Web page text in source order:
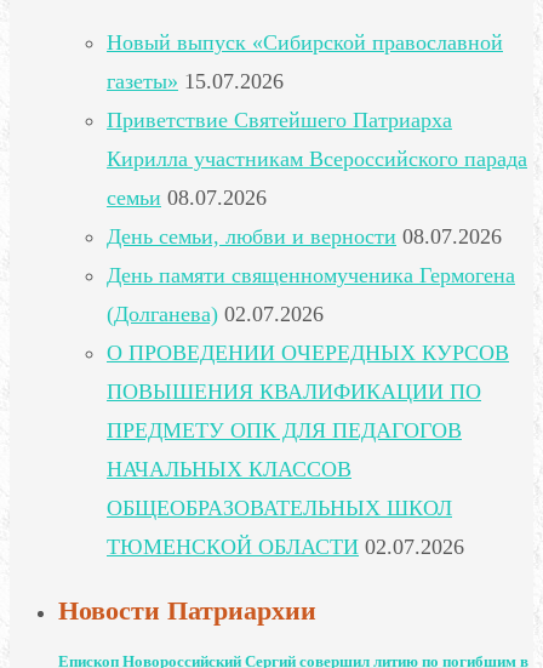
Новый выпуск «Сибирской православной
газеты» 15.07.2026
Приветствие Святейшего Патриарха
Кирилла участникам Всероссийского парада
семьи 08.07.2026
День семьи, любви и верности 08.07.2026
День памяти священномученика Гермогена
(Долганева) 02.07.2026
О ПРОВЕДЕНИИ ОЧЕРЕДНЫХ КУРСОВ
ПОВЫШЕНИЯ КВАЛИФИКАЦИИ ПО
ПРЕДМЕТУ ОПК ДЛЯ ПЕДАГОГОВ
НАЧАЛЬНЫХ КЛАССОВ
ОБЩЕОБРАЗОВАТЕЛЬНЫХ ШКОЛ
ТЮМЕНСКОЙ ОБЛАСТИ 02.07.2026
Новости Патриархии
Епископ Новороссийский Сергий совершил литию по погибшим в